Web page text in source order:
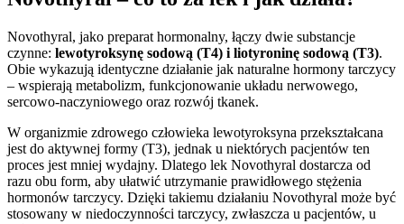
Novothyral, jako preparat hormonalny, łączy dwie substancje
czynne: lewotyroksynę sodową (T4) i liotyroninę sodową (T3).
Obie wykazują identyczne działanie jak naturalne hormony tarczycy
– wspierają metabolizm, funkcjonowanie układu nerwowego,
sercowo-naczyniowego oraz rozwój tkanek.
W organizmie zdrowego człowieka lewotyroksyna przekształcana
jest do aktywnej formy (T3), jednak u niektórych pacjentów ten
proces jest mniej wydajny. Dlatego lek Novothyral dostarcza od
razu obu form, aby ułatwić utrzymanie prawidłowego stężenia
hormonów tarczycy. Dzięki takiemu działaniu Novothyral może być
stosowany w niedoczynności tarczycy, zwłaszcza u pacjentów, u